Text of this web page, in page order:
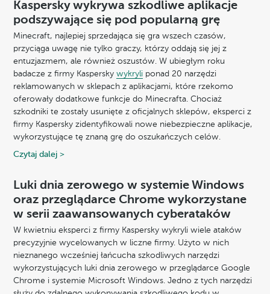
Kaspersky wykrywa szkodliwe aplikacje
podszywające się pod popularną grę
Minecraft, najlepiej sprzedająca się gra wszech czasów,
przyciąga uwagę nie tylko graczy, którzy oddają się jej z
entuzjazmem, ale również oszustów. W ubiegłym roku
badacze z firmy Kasperskywykryli ponad 20 narzędzi
reklamowanych w sklepach z aplikacjami, które rzekomo
oferowały dodatkowe funkcje do Minecrafta. Chociaż
szkodniki te zostały usunięte z oficjalnych sklepów, eksperci z
firmy Kaspersky zidentyfikowali nowe niebezpieczne aplikacje,
wykorzystujące tę znaną grę do oszukańczych celów.
Czytaj dalej >
Luki dnia zerowego w systemie Windows
oraz przeglądarce Chrome wykorzystane
w serii zaawansowanych cyberataków
W kwietniu eksperci z firmy Kaspersky wykryli wiele ataków
precyzyjnie wycelowanych w liczne firmy. Użyto w nich
nieznanego wcześniej łańcucha szkodliwych narzędzi
wykorzystujących luki dnia zerowego w przeglądarce Google
Chrome i systemie Microsoft Windows. Jedno z tych narzędzi